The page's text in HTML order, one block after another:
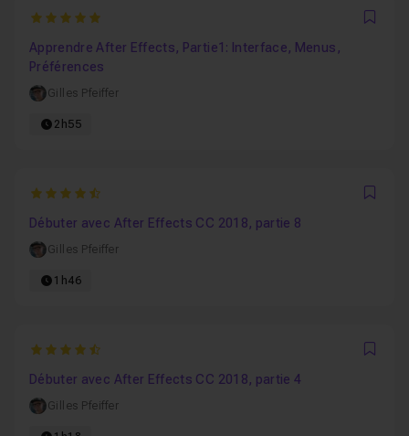
5
Apprendre After Effects, Partie1: Interface, Menus,
Préférences
Gilles Pfeiffer
2h55
4.8461538461538
Débuter avec After Effects CC 2018, partie 8
Gilles Pfeiffer
1h46
4.875
Débuter avec After Effects CC 2018, partie 4
Gilles Pfeiffer